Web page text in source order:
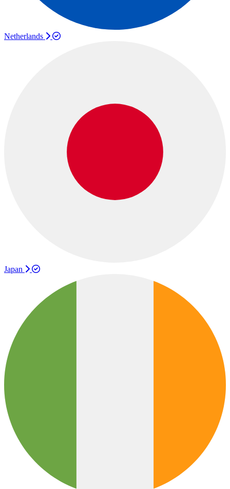
Netherlands
Japan